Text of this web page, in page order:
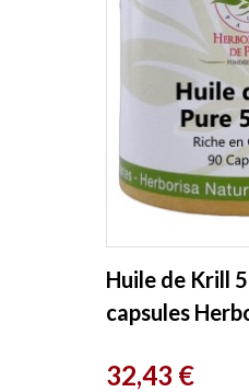
Huile de Krill
capsules
Prix
32,43 €